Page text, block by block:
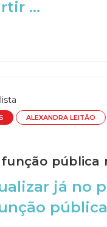
...
ALEXANDRA LEITÃO
pública
já no